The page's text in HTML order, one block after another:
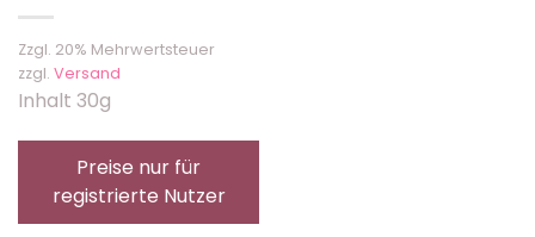
Zzgl. 20% Mehrwertsteuer
zzgl. Versand
Inhalt 30g
Preise nur für
registrierte Nutzer